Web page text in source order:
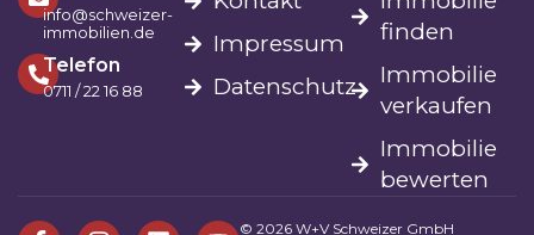
info@schweizer-
immobilien.de
Telefon
0711 / 22 16 88
Impressum
Datenschutz
finden
Immobilie
verkaufen
Immobilie
bewerten
© 2026 W+V Schweizer GmbH